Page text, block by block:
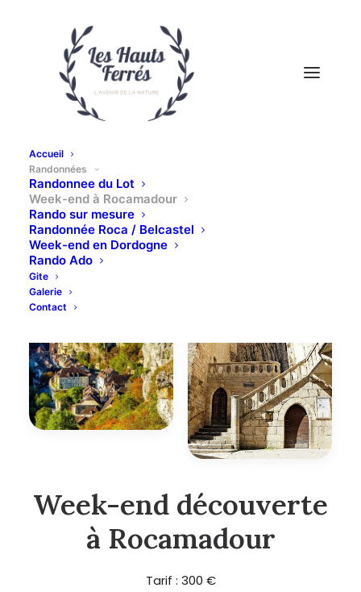
Accueil
Randonnées
Randonnee du Lot
Week-end à Rocamadour
Rando sur mesure
Randonnée Roca / Belcastel
Week-end en Dordogne
Rando Ado
Gite
Galerie
Contact
Week-end découverte
à Rocamadour
Tarif : 300 €